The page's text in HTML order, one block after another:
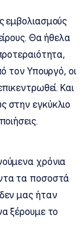
εμβολιασμούς
Θα ήθελα
τον Υπουργό, οι
Και
στην εγκύκλιο
χρόνια
τα ποσοστά
μας ήταν
ξέρουμε το